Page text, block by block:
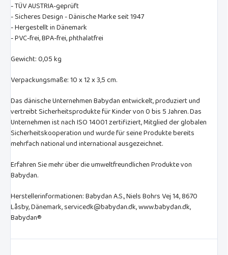
- TÜV AUSTRIA-geprüft
- Sicheres Design - Dänische Marke seit 1947
- Hergestellt in Dänemark
- PVC-frei, BPA-frei, phthalatfrei
Gewicht: 0,05 kg
Verpackungsmaße: 10 x 12 x 3,5 cm.
Das dänische Unternehmen Babydan entwickelt, produziert und
vertreibt Sicherheitsprodukte für Kinder von 0 bis 5 Jahren. Das
Unternehmen ist nach ISO 14001 zertifiziert, Mitglied der globalen
Sicherheitskooperation und wurde für seine Produkte bereits
mehrfach national und international ausgezeichnet.
Erfahren Sie mehr über die umweltfreundlichen Produkte von
Babydan.
Herstellerinformationen: Babydan A.S., Niels Bohrs Vej 14, 8670
Låsby, Dänemark, servicedk@babydan.dk, www.babydan.dk,
Babydan®